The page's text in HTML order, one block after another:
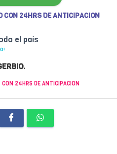
CON 24HRS DE ANTICIPACION
el país
.
CON 24HRS DE ANTICIPACION